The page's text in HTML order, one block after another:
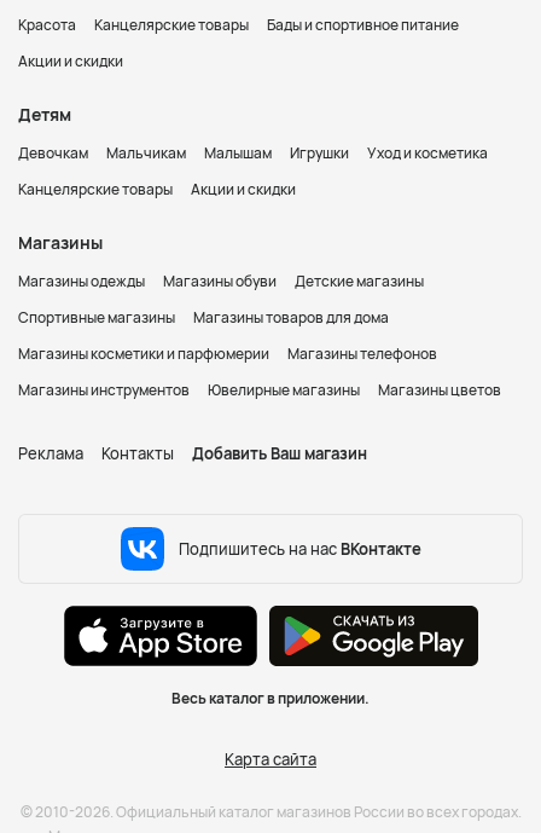
Красота
Канцелярские товары
Бады и спортивное питание
Акции и скидки
Детям
Девочкам Мальчикам Малышам Игрушки
Уход и косметика
Канцелярские товары
Акции и скидки
Магазины
Магазины одежды Магазины обуви
Детские магазины
Спортивные магазины
Магазины товаров для дома
Магазины косметики и парфюмерии
Магазины телефонов
Магазины инструментов
Ювелирные магазины Магазины цветов
Реклама Контакты Добавить Ваш магазин
Подпишитесь на нас ВКонтакте
Весь каталог в приложении.
Карта сайта
© 2010-2026. Официальный каталог магазинов России во всех городах.